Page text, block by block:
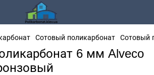
Сотовый поликарбонат Сотовый
6 мм Alveco